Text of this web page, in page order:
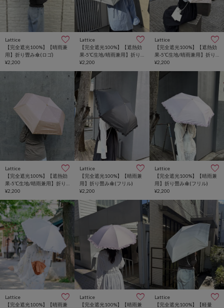
Lattice
【完全遮光100%】【晴雨兼
用】折り畳み傘(ロゴ)
¥2,200
Lattice
【完全遮光100%】【遮熱効
果-5℃生地/晴雨兼用】折り
畳み傘(小花柄)
¥2,200
Lattice
【完全遮光100%】【遮熱効
果-5℃生地/晴雨兼用】折り
畳み傘(小花柄)
¥2,200
Lattice
【完全遮光100%】【遮熱効
果-5℃生地/晴雨兼用】折り
畳み傘(小花柄)
¥2,200
Lattice
【完全遮光100%】【晴雨兼
用】折り畳み傘(フリル)
¥2,200
Lattice
【完全遮光100%】【晴雨兼
用】折り畳み傘(フリル)
¥2,200
Lattice
【完全遮光100%】【晴雨兼
Lattice
【完全遮光100%】【晴雨兼
Lattice
【完全遮光100%】【軽量